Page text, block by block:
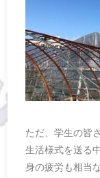
ただ、学生の皆
生活様式を送る
身の疲労も相当